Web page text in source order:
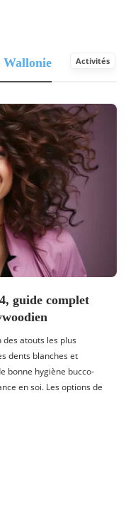
Wallonie Activités
guide complet
des atouts les plus
dents blanches et
bonne hygiène bucco-
en soi. Les options de